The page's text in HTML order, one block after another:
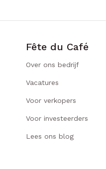
Fête du Café
Over ons bedrijf
Vacatures
Voor verkopers
Voor investeerders
Lees ons blog